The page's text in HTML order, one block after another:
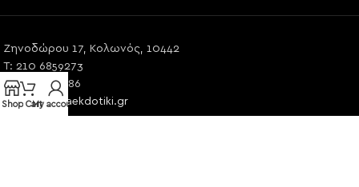
Ζηνοδώρου 17, Κολωνός, 10442
T: 210 6859273
T: 210 5761586
E:info@kapaekdotiki.gr
Shop Cart
My account